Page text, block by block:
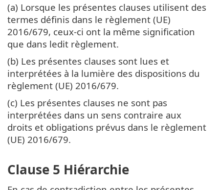
(a) Lorsque les présentes clauses utilisent des
termes définis dans le règlement (UE)
2016/679, ceux-ci ont la même signification
que dans ledit règlement.
(b) Les présentes clauses sont lues et
interprétées à la lumière des dispositions du
règlement (UE) 2016/679.
(c) Les présentes clauses ne sont pas
interprétées dans un sens contraire aux
droits et obligations prévus dans le règlement
(UE) 2016/679.
Clause 5 Hiérarchie